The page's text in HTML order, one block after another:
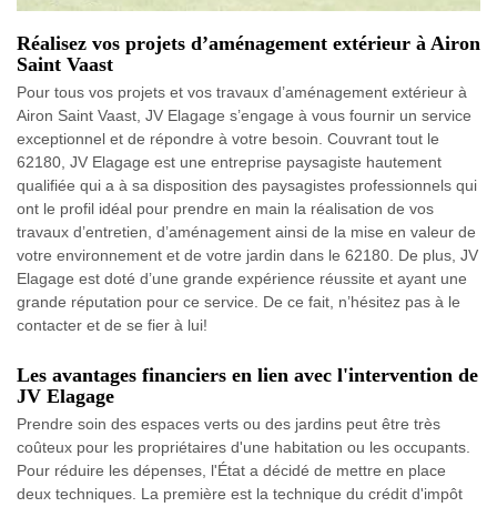
Réalisez vos projets d’aménagement extérieur à Airon
Saint Vaast
Pour tous vos projets et vos travaux d’aménagement extérieur à
Airon Saint Vaast, JV Elagage s’engage à vous fournir un service
exceptionnel et de répondre à votre besoin. Couvrant tout le
62180, JV Elagage est une entreprise paysagiste hautement
qualifiée qui a à sa disposition des paysagistes professionnels qui
ont le profil idéal pour prendre en main la réalisation de vos
travaux d’entretien, d’aménagement ainsi de la mise en valeur de
votre environnement et de votre jardin dans le 62180. De plus, JV
Elagage est doté d’une grande expérience réussite et ayant une
grande réputation pour ce service. De ce fait, n’hésitez pas à le
contacter et de se fier à lui!
Les avantages financiers en lien avec l'intervention de
JV Elagage
Prendre soin des espaces verts ou des jardins peut être très
coûteux pour les propriétaires d'une habitation ou les occupants.
Pour réduire les dépenses, l'État a décidé de mettre en place
deux techniques. La première est la technique du crédit d'impôt